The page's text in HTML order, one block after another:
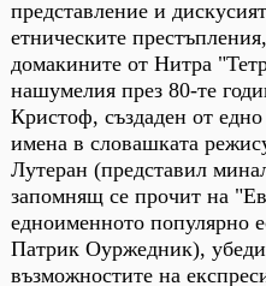
представление и
етническите
домакините от Нитра
нашумелия през 80-те
Кристоф, създаден от
имена в словашката
Лутеран (представил
запомнящ се прочит на
едноименното популярно
Патрик Оуржедник),
възможностите на